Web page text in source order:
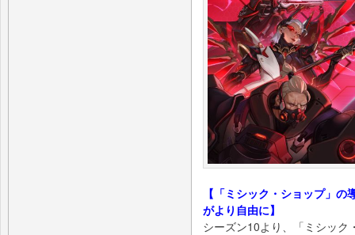
【「ミシック・ショップ」
がより自由に】
シーズン10より、「ミシック